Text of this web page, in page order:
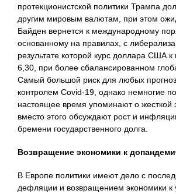
протекционистской политики Трампа
другим мировым валютам, при этом
Байден вернется к международному
основанному на правилах, с
результате которой курс доллара США
6,30, при более сбалансированном
Самый большой риск для любых
контролем Covid-19, однако немногие
настоящее время упоминают о жесткой
вместо этого обсуждают рост и
бремени государственного долга.
Возвращение экономики к
В Европе политики имеют дело с
дефляции и возвращением экономики к